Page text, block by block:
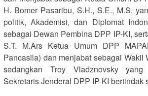
H. Bomer Pasaribu, S.H., S.E., M.S,
politik, Akademisi, dan Diplomat
sebagai Dewan Pembina DPP IP-KI,
S.T. M.Ars Ketua Umum DPP
Pancasila) dan menjabat sebagai Wakil
sedangkan Troy Vladznovsky yang
Sekretaris Jenderal DPP IP-KI bertindak